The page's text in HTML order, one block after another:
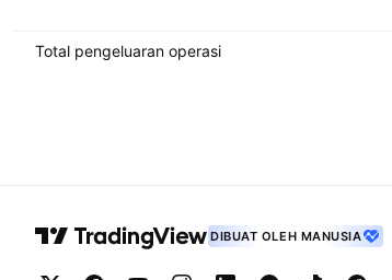
Total pengeluaran operasi
DIBUAT OLEH MANUSIA